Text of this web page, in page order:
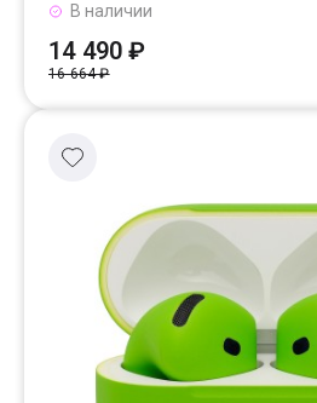
В наличии
14 490 ₽
16 664 ₽